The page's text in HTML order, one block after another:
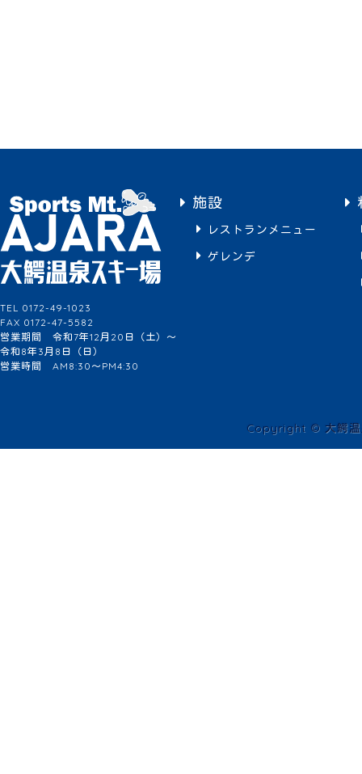
TEL 0172-49-1023
FAX 0172-47-5582
営業期間 令和7年12月20日（土）～
令和8年3月8日（日）
営業時間 AM8:30～PM4:30
施設
レストランメニュー
ゲレンデ
Copyright © 大鰐